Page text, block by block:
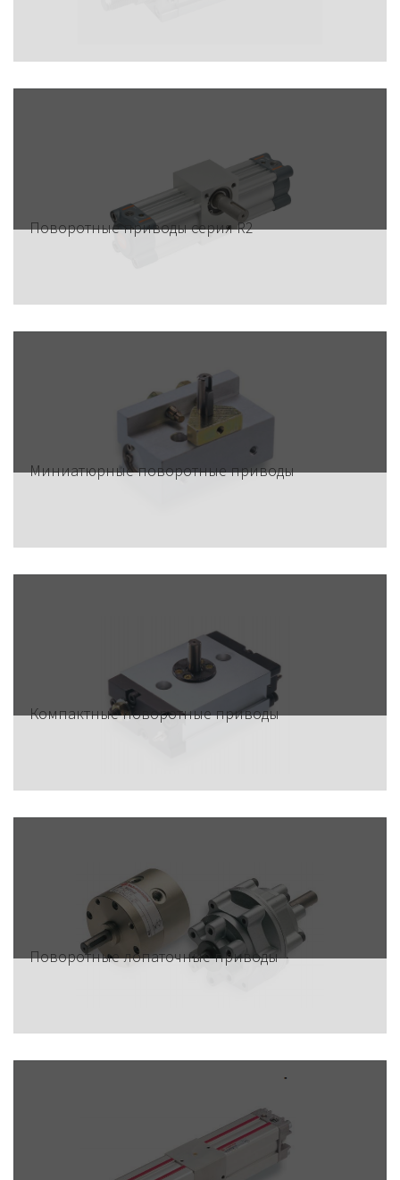
Поворотные приводы серия R2
Миниатюрные поворотные приводы
Компактные поворотные приводы
Поворотные лопаточные приводы